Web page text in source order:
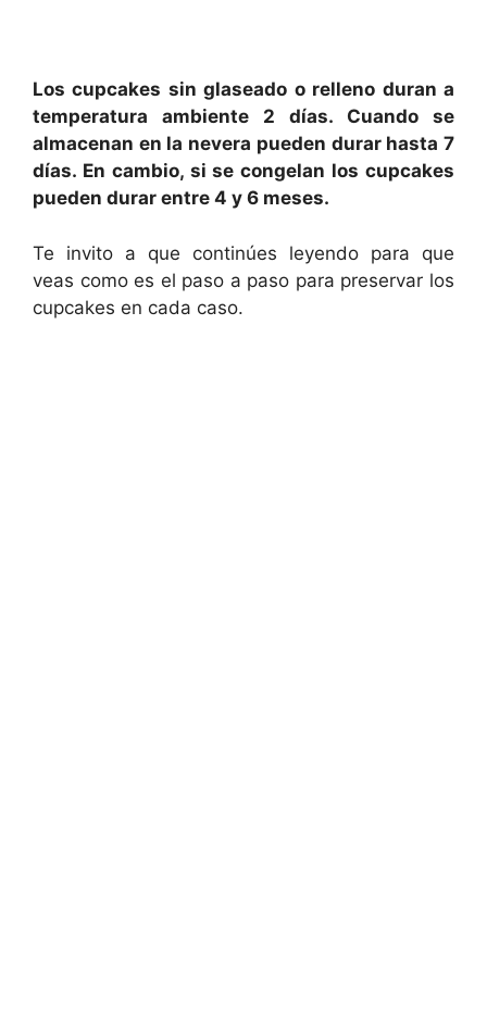
Los cupcakes sin glaseado o relleno duran a
temperatura ambiente 2 días. Cuando se
almacenan en la nevera pueden durar hasta 7
días. En cambio, si se congelan los cupcakes
pueden durar entre 4 y 6 meses.
Te invito a que continúes leyendo para que
veas como es el paso a paso para preservar los
cupcakes en cada caso.